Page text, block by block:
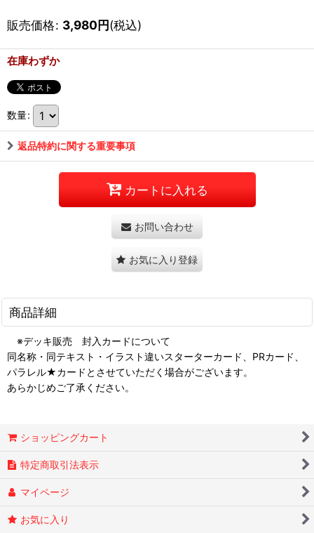
販売価格: 3,980円(税込)
在庫わずか
数量:
返品特約に関する重要事項
カートに入れる
お問い合わせ
お気に入り登録
商品詳細
※デッキ販売 封入カードについて
同名称・同テキスト・イラスト違いスターターカード、PRカード、
パラレル★カードとさせていただく場合がございます。
あらかじめご了承ください。
ショッピングカート
特定商取引法表示
マイページ
お気に入り